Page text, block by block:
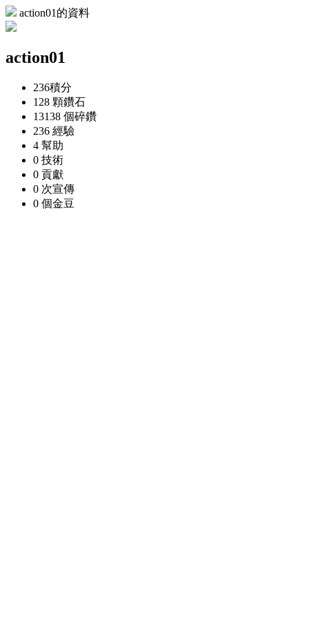
action01的資料
action01
236積分
128 顆鑽石
13138 個碎鑽
236 經驗
4 幫助
0 技術
0 貢獻
0 次宣傳
0 個金豆